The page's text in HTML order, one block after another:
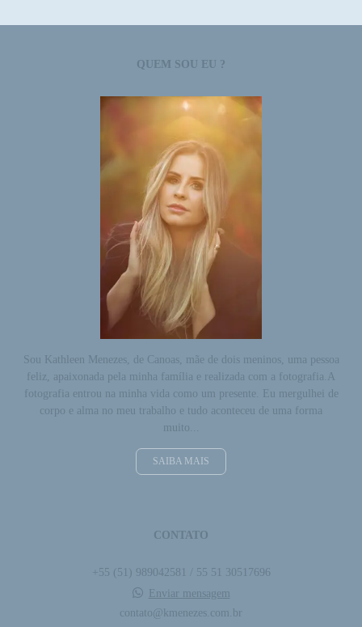
QUEM SOU EU ?
Sou Kathleen Menezes, de Canoas, mãe de dois meninos, uma pessoa
feliz, apaixonada pela minha família e realizada com a fotografia.A
fotografia entrou na minha vida como um presente. Eu mergulhei de
corpo e alma no meu trabalho e tudo aconteceu de uma forma
muito...
SAIBA MAIS
CONTATO
+55 (51) 989042581 / 55 51 30517696
Enviar mensagem
contato@kmenezes.com.br